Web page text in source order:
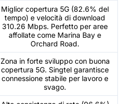
Miglior copertura 5G (82.6% del
tempo) e velocità di download
310.26 Mbps. Perfetto per aree
affollate come Marina Bay e
Orchard Road.
Zona in forte sviluppo con buona
copertura 5G. Singtel garantisce
connessione stabile per lavoro e
svago.